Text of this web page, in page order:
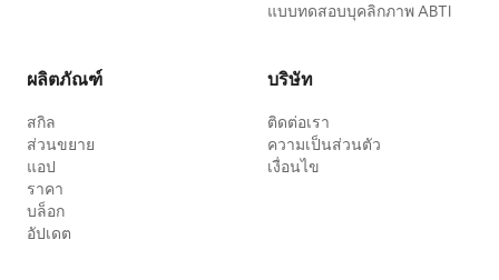
แบบทดสอบบุคลิกภาพ ABTI
ผลิตภัณฑ์
สกิล
ส่วนขยาย
แอป
ราคา
บล็อก
อัปเดต
บริษัท
ติดต่อเรา
ความเป็นส่วนตัว
เงื่อนไข